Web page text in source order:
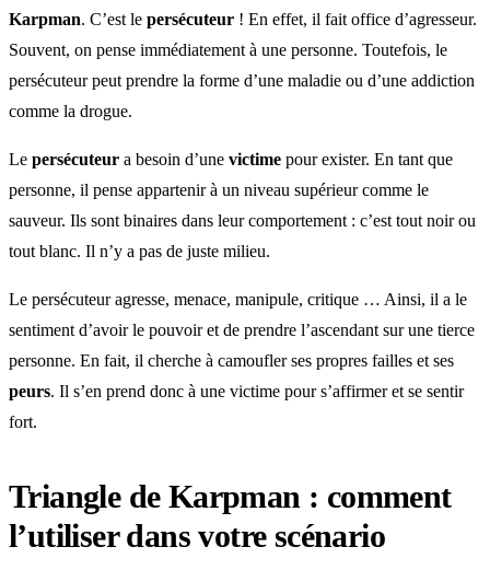
Karpman. C’est le persécuteur ! En effet, il fait office d’agresseur.
Souvent, on pense immédiatement à une personne. Toutefois, le
persécuteur peut prendre la forme d’une maladie ou d’une addiction
comme la drogue.
Le persécuteur a besoin d’une victime pour exister. En tant que
personne, il pense appartenir à un niveau supérieur comme le
sauveur. Ils sont binaires dans leur comportement : c’est tout noir ou
tout blanc. Il n’y a pas de juste milieu.
Le persécuteur agresse, menace, manipule, critique … Ainsi, il a le
sentiment d’avoir le pouvoir et de prendre l’ascendant sur une tierce
personne. En fait, il cherche à camoufler ses propres failles et ses
peurs. Il s’en prend donc à une victime pour s’affirmer et se sentir
fort.
Triangle de Karpman : comment
l’utiliser dans votre scénario